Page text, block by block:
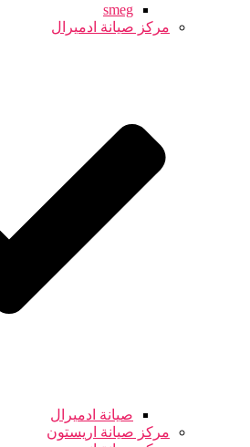
smeg
مركز صيانة ادميرال
صيانة ادميرال
مركز صيانة اريستون